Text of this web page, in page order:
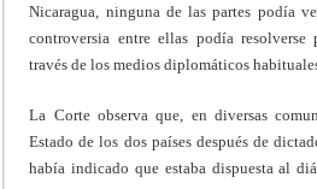
Nicaragua, ninguna de las partes podía
controversia entre ellas podía resolverse
través de los medios diplomáticos
La Corte observa que, en diversas
Estado de los dos países después de
había indicado que estaba dispuesta al